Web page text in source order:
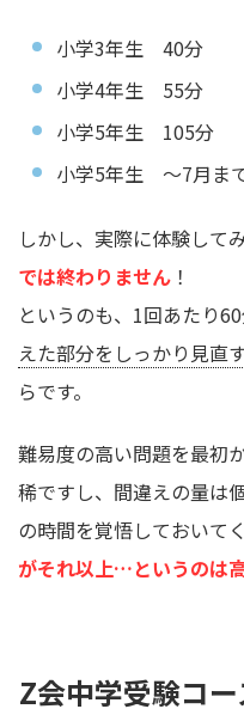
小学3年生 40分
小学4年生 55分
小学5年生 105分
小学5年生 ～7月
しかし、実際に体験して
では終わりません ！
というのも、1回あたり
えた部分をしっかり見直
らです。
難易度の高い問題を最初
稀ですし、間違えの量は
の時間を覚悟しておいて
がそれ以上…というのは
Z会中学受験コ